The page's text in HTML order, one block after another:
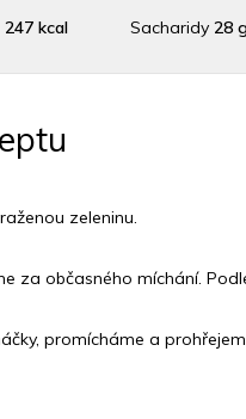
247 kcal Sacharidy28
zeleninu.
za občasného míchání.
promícháme a